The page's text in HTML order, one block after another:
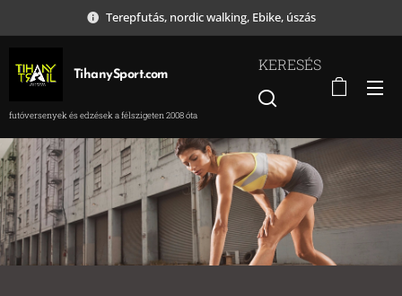
Terepfutás, nordic walking, Ebike, úszás
TihanySport.com
futóversenyek és edzések a félszigeten 2008 óta
KERESÉS